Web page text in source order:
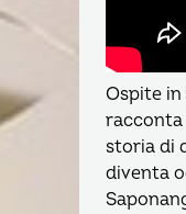
Ospite in
racconta
storia di
diventa